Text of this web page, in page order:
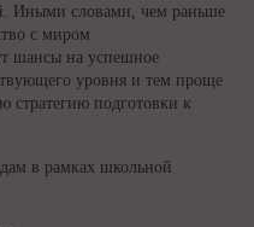
Иными словами, чем раньше
с миром
шансы на успешное
уровня и тем проще
стратегию подготовки к
в рамках школьной